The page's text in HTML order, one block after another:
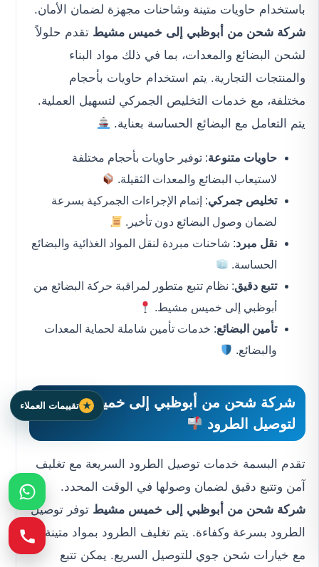
باستخدام حاويات متينة وشاحنات مجهزة لضمان الأمان.
شركة شحن من أبوظبي إلى خميس مشيط تقدم حلولاً
لشحن البضائع والمعدات، بما في ذلك مواد البناء
والمنتجات التجارية. يتم استخدام حاويات بأحجام
مختلفة، مع خدمات التخليص الجمركي لتسهيل العملية.
يتم التعامل مع البضائع الحساسة بعناية.
حاويات متنوعة: توفير حاويات بأحجام مختلفة
لاستيعاب البضائع والمعدات الثقيلة.
تخليص جمركي: إتمام الإجراءات الجمركية بسرعة
لضمان وصول البضائع دون تأخير.
نقل مبرد: شاحنات مبردة لنقل المواد الغذائية والبضائع
الحساسة.
تتبع دقيق: نظام تتبع متطور لمراقبة حركة البضائع من
أبوظبي إلى خميس مشيط.
تأمين البضائع: خدمات تأمين شاملة لحماية المعدات
والبضائع.
شركة شحن من أبوظبي إلى خميس مشيط
لتوصيل الطرود
تقدم البسمة خدمات توصيل الطرود السريعة مع تغليف
آمن وتتبع دقيق لضمان وصولها في الوقت المحدد.
شركة شحن من أبوظبي إلى خميس مشيط توفر توصيل
الطرود بسرعة وكفاءة. يتم تغليف الطرود بمواد متينة،
مع خيارات شحن جوي للتوصيل السريع. يمكن تتبع
تقييمات العملاء